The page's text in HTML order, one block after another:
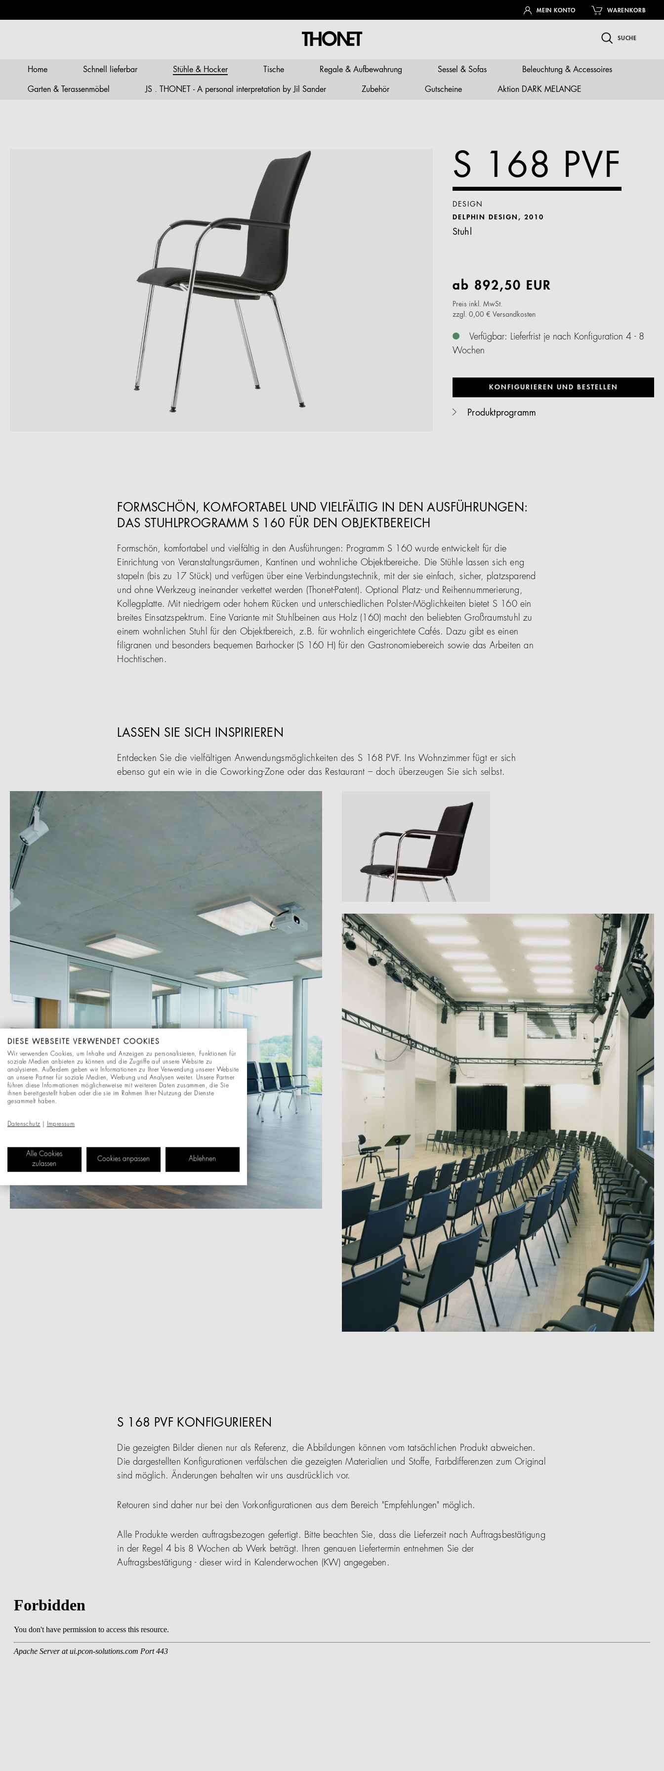
MEIN KONTO WARENKORB
SUCHE
Home Schnell lieferbar Stühle & Hocker Tische Regale & Aufbewahrung Sessel & Sofas Beleuchtung & Accessoires
Garten & Terassenmöbel JS . THONET - A personal interpretation by Jil Sander Zubehör Gutscheine Aktion DARK MELANGE
S 168 PVF
DESIGN
DELPHIN DESIGN, 2010
Stuhl
ab 892,50 EUR
Preis inkl. MwSt.
zzgl. 0,00 € Versandkosten
Verfügbar: Lieferfrist je nach Konfiguration 4 - 8
Wochen
KONFIGURIEREN UND BESTELLEN
Produktprogramm
FORMSCHÖN, KOMFORTABEL UND VIELFÄLTIG IN DEN AUSFÜHRUNGEN:
DAS STUHLPROGRAMM S 160 FÜR DEN OBJEKTBEREICH
Formschön, komfortabel und vielfältig in den Ausführungen: Programm S 160 wurde entwickelt für die
Einrichtung von Veranstaltungsräumen, Kantinen und wohnliche Objektbereiche. Die Stühle lassen sich eng
stapeln (bis zu 17 Stück) und verfügen über eine Verbindungstechnik, mit der sie einfach, sicher, platzsparend
und ohne Werkzeug ineinander verkettet werden (Thonet-Patent). Optional Platz- und Reihennummerierung,
Kollegplatte. Mit niedrigem oder hohem Rücken und unterschiedlichen Polster-Möglichkeiten bietet S 160 ein
breites Einsatzspektrum. Eine Variante mit Stuhlbeinen aus Holz (160) macht den beliebten Großraumstuhl zu
einem wohnlichen Stuhl für den Objektbereich, z.B. für wohnlich eingerichtete Cafés. Dazu gibt es einen
filigranen und besonders bequemen Barhocker (S 160 H) für den Gastronomiebereich sowie das Arbeiten an
Hochtischen.
LASSEN SIE SICH INSPIRIEREN
Entdecken Sie die vielfältigen Anwendungsmöglichkeiten des S 168 PVF. Ins Wohnzimmer fügt er sich
ebenso gut ein wie in die Coworking-Zone oder das Restaurant – doch überzeugen Sie sich selbst.
S 168 PVF KONFIGURIEREN
Die gezeigten Bilder dienen nur als Referenz, die Abbildungen können vom tatsächlichen Produkt abweichen.
Die dargestellten Konfigurationen verfälschen die gezeigten Materialien und Stoffe, Farbdifferenzen zum Original
sind möglich. Änderungen behalten wir uns ausdrücklich vor.
Retouren sind daher nur bei den Vorkonfigurationen aus dem Bereich "Empfehlungen" möglich.
Alle Produkte werden auftragsbezogen gefertigt. Bitte beachten Sie, dass die Lieferzeit nach Auftragsbestätigung
in der Regel 4 bis 8 Wochen ab Werk beträgt. Ihren genauen Liefertermin entnehmen Sie der
Auftragsbestätigung - dieser wird in Kalenderwochen (KW) angegeben.
DIESE WEBSEITE VERWENDET COOKIES
Wir verwenden Cookies, um Inhalte und Anzeigen zu personalisieren, Funktionen für
soziale Medien anbieten zu können und die Zugriffe auf unsere Website zu
analysieren. Außerdem geben wir Informationen zu Ihrer Verwendung unserer Website
an unsere Partner für soziale Medien, Werbung und Analysen weiter. Unsere Partner
führen diese Informationen möglicherweise mit weiteren Daten zusammen, die Sie
ihnen bereitgestellt haben oder die sie im Rahmen Ihrer Nutzung der Dienste
gesammelt haben.
Datenschutz Impressum
Alle Cookies
zulassen
Cookies anpassen Ablehnen